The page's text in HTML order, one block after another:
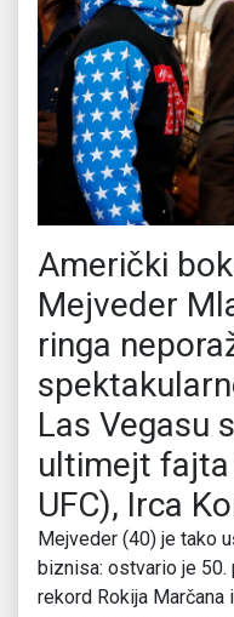
Američki
Mejveder
ringa
Las Vegasu
ultimejt
UFC), Irca
Mejveder (40) je tako
biznisa: ostvario je
rekord Rokija Marčana